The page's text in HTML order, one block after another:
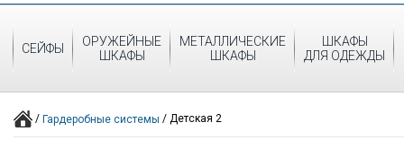
СЕЙФЫ
ОРУЖЕЙНЫЕ
ШКАФЫ
МЕТАЛЛИЧЕСКИЕ
ШКАФЫ
ШКАФЫ
ДЛЯ ОДЕЖДЫ
/ Гардеробные системы / Детская 2